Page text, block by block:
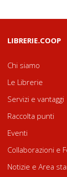
LIBRERIE.COOP
Chi siamo
Le Librerie
Servizi e vantaggi
Raccolta punti
Eventi
Collaborazioni e
Notizie e Area